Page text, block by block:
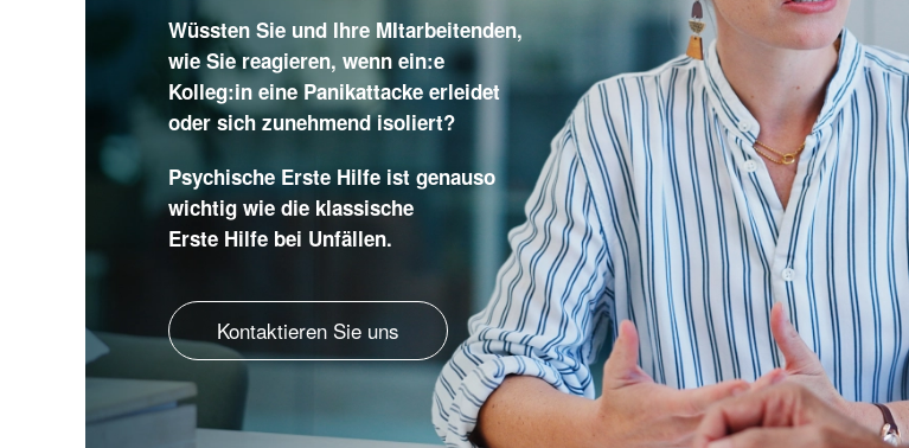
Wüssten Sie und Ihre MItarbeitenden,
wie Sie reagieren, wenn ein:e
Kolleg:in eine Panikattacke erleidet
oder sich zunehmend isoliert?
Psychische Erste Hilfe ist genauso
wichtig wie die klassische
Erste Hilfe bei Unfällen.
Kontaktieren Sie uns